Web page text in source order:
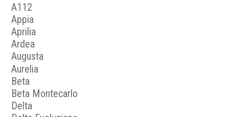
A112
Appia
Aprilia
Ardea
Augusta
Aurelia
Beta
Beta Montecarlo
Delta